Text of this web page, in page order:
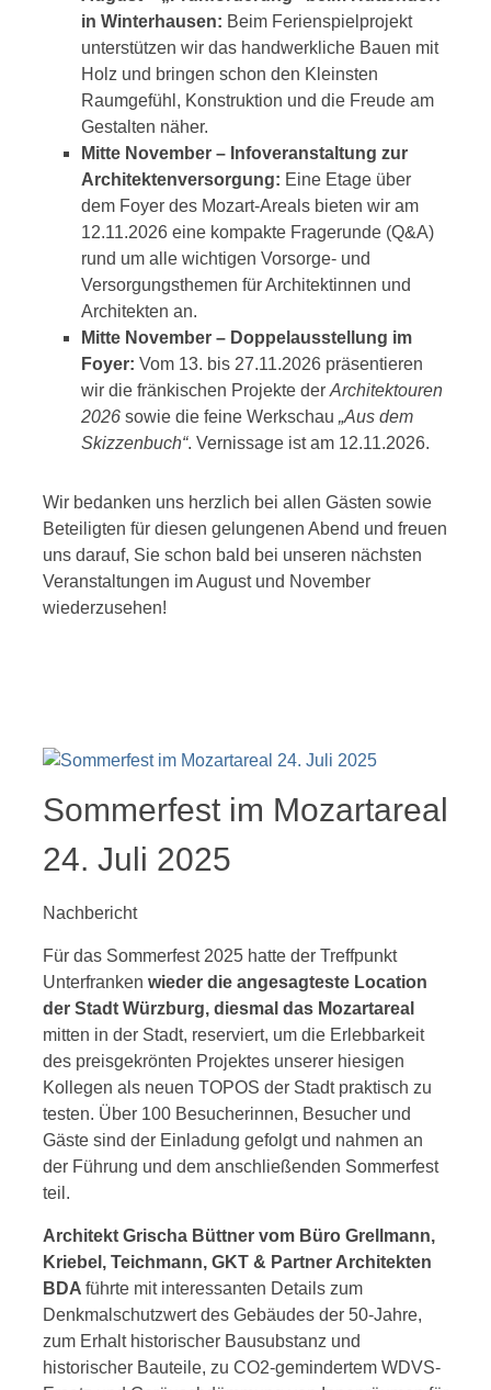
in Winterhausen: Beim Ferienspielprojekt
unterstützen wir das handwerkliche Bauen mit
Holz und bringen schon den Kleinsten
Raumgefühl, Konstruktion und die Freude am
Gestalten näher.
Mitte November – Infoveranstaltung zur
Architektenversorgung: Eine Etage über
dem Foyer des Mozart-Areals bieten wir am
12.11.2026 eine kompakte Fragerunde (Q&A)
rund um alle wichtigen Vorsorge- und
Versorgungsthemen für Architektinnen und
Architekten an.
Mitte November – Doppelausstellung im
Foyer: Vom 13. bis 27.11.2026 präsentieren
wir die fränkischen Projekte der Architektouren
2026sowie die feine Werkschau „Aus dem
Skizzenbuch“. Vernissage ist am 12.11.2026.
Wir bedanken uns herzlich bei allen Gästen sowie
Beteiligten für diesen gelungenen Abend und freuen
uns darauf, Sie schon bald bei unseren nächsten
Veranstaltungen im August und November
wiederzusehen!
Sommerfest im Mozartareal
24. Juli 2025
Nachbericht
Für das Sommerfest 2025 hatte der Treffpunkt
Unterfranken wieder die angesagteste Location
der Stadt Würzburg, diesmal das Mozartareal
mitten in der Stadt, reserviert, um die Erlebbarkeit
des preisgekrönten Projektes unserer hiesigen
Kollegen als neuen TOPOS der Stadt praktisch zu
testen. Über 100 Besucherinnen, Besucher und
Gäste sind der Einladung gefolgt und nahmen an
der Führung und dem anschließenden Sommerfest
teil.
Architekt Grischa Büttner vom Büro Grellmann,
Kriebel, Teichmann, GKT & Partner Architekten
BDA führte mit interessanten Details zum
Denkmalschutzwert des Gebäudes der 50-Jahre,
zum Erhalt historischer Bausubstanz und
historischer Bauteile, zu CO2-gemindertem WDVS-